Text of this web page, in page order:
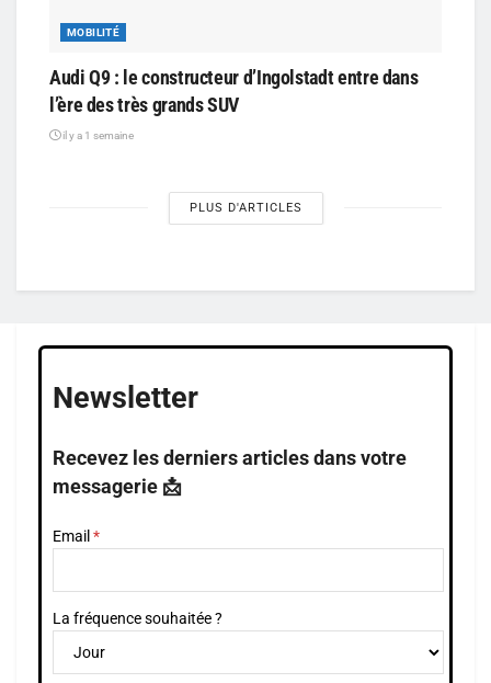
MOBILITÉ
Audi Q9 : le constructeur d’Ingolstadt entre dans
l’ère des très grands SUV
il y a 1 semaine
PLUS D'ARTICLES
Newsletter
Recevez les derniers articles dans votre
messagerie 📩
Email
La fréquence souhaitée ?